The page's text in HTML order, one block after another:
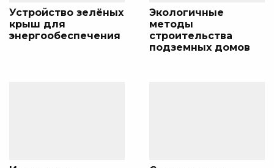
Устройство зелёных
крыш для
энергообеспечения
Экологичные
методы
строительства
подземных домов